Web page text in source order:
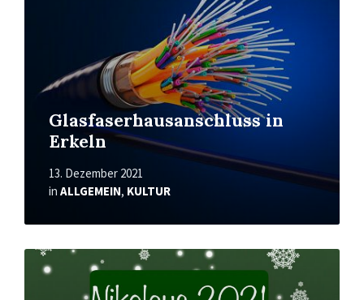
Glasfaserhausanschluss in
Erkeln
13. Dezember 2021
in ALLGEMEIN, KULTUR
Mehr
erfahren